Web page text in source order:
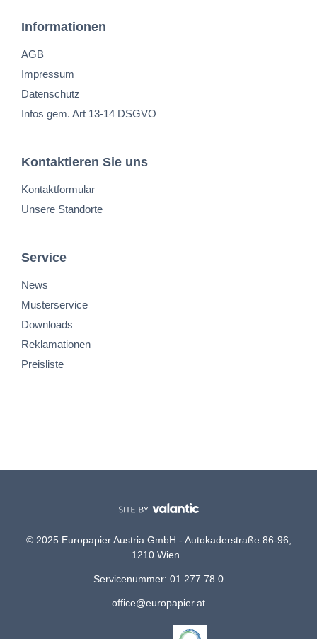
Informationen
AGB
Impressum
Datenschutz
Infos gem. Art 13-14 DSGVO
Kontaktieren Sie uns
Kontaktformular
Unsere Standorte
Service
News
Musterservice
Downloads
Reklamationen
Preisliste
© 2025 Europapier Austria GmbH - Autokaderstraße 86-96,
1210 Wien
Servicenummer: 01 277 78 0
office@europapier.at